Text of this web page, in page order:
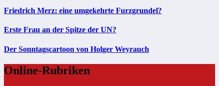
Friedrich Merz: eine umgekehrte Furzgrundel?
Erste Frau an der Spitze der UN?
Der Sonntagscartoon von Holger Weyrauch
Online-Rubriken